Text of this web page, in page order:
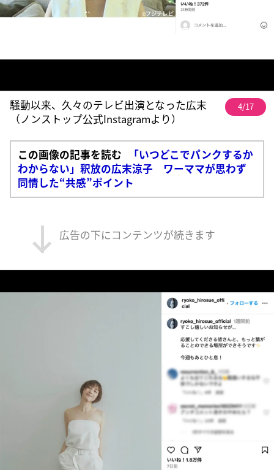
騒動以来、久々のテレビ出演となった広末
（ノンストップ公式Instagramより）
4/17
この画像の記事を読む
「いつどこでパンクするか
わからない」釈放の広末涼子 ワーママが思わず
同情した“共感”ポイント
広告の下にコンテンツが続きます